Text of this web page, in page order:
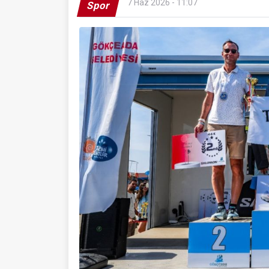
Spor 7 Haz 2026 - 11:07